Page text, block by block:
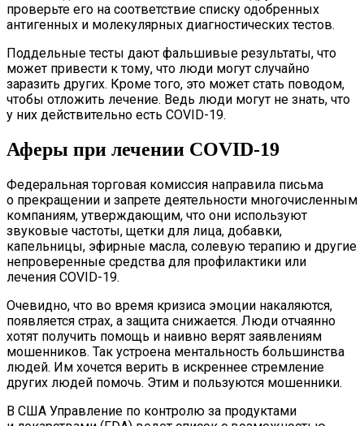
проверьте его на соответствие списку одобренных
антигенных и молекулярных диагностических тестов.
Поддельные тесты дают фальшивые результаты, что
может привести к тому, что люди могут случайно
заразить других. Кроме того, это может стать поводом,
чтобы отложить лечение. Ведь люди могут не знать, что
у них действительно есть COVID-19.
Аферы при лечении COVID-19
Федеральная торговая комиссия направила письма
о прекращении и запрете деятельности многочисленным
компаниям, утверждающим, что они используют
звуковые частоты, щетки для лица, добавки,
капельницы, эфирные масла, солевую терапию и другие
непроверенные средства для профилактики или
лечения COVID-19.
Очевидно, что во время кризиса эмоции накаляются,
появляется страх, а защита снижается. Люди отчаянно
хотят получить помощь и наивно верят заявлениям
мошенников. Так устроена ментальность большинства
людей. Им хочется верить в искреннее стремление
других людей помочь. Этим и пользуются мошенники.
В США Управление по контролю за продуктами